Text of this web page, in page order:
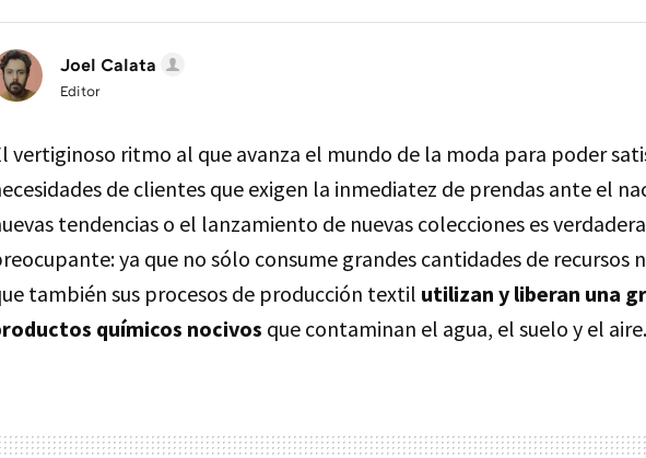
Joel Calata
Editor
vertiginoso ritmo al que avanza el mundo de la moda para poder
de clientes que exigen la inmediatez de prendas ante el
tendencias o el lanzamiento de nuevas colecciones es
ya que no sólo consume grandes cantidades de recursos
también sus procesos de producción textil utilizan y liberan una
químicos nocivos que contaminan el agua, el suelo y el aire.